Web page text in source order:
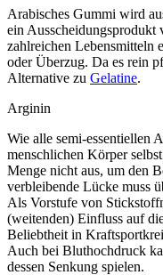
Arabisches Gummi wird
ein Ausscheidungsprodukt
zahlreichen Lebensmitteln
oder Überzug. Da es rein
Alternative zu Gelatine.
Arginin
Wie alle semi-essentiellen
menschlichen Körper
Menge nicht aus, um den
verbleibende Lücke muss
Als Vorstufe von
(weitenden) Einfluss auf
Beliebtheit in
Auch bei Bluthochdruck
dessen Senkung spielen.